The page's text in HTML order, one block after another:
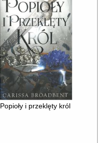
Popioły i przeklęty król